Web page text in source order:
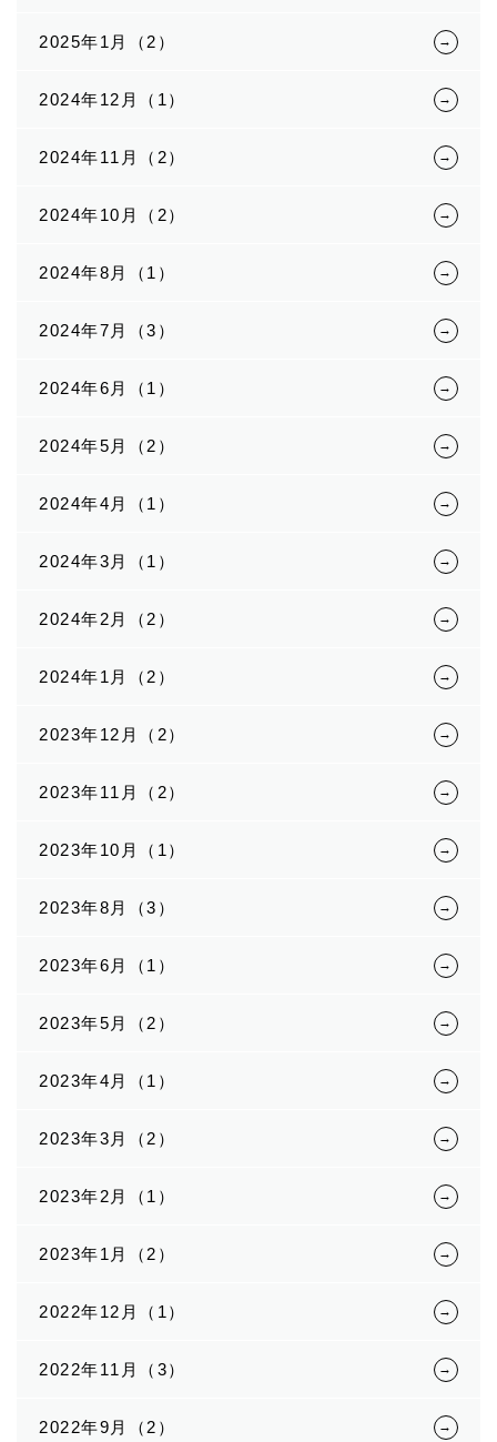
2025年1月（2）
2024年12月（1）
2024年11月（2）
2024年10月（2）
2024年8月（1）
2024年7月（3）
2024年6月（1）
2024年5月（2）
2024年4月（1）
2024年3月（1）
2024年2月（2）
2024年1月（2）
2023年12月（2）
2023年11月（2）
2023年10月（1）
2023年8月（3）
2023年6月（1）
2023年5月（2）
2023年4月（1）
2023年3月（2）
2023年2月（1）
2023年1月（2）
2022年12月（1）
2022年11月（3）
2022年9月（2）